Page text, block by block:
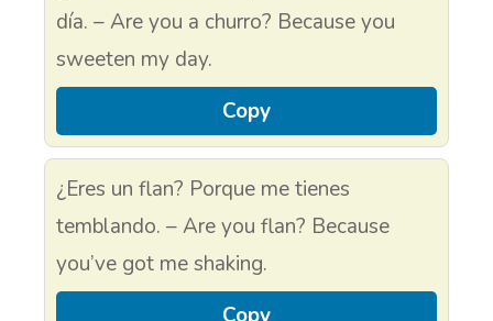
día. – Are you a churro? Because you
sweeten my day.
Copy
¿Eres un flan? Porque me tienes
temblando. – Are you flan? Because
you’ve got me shaking.